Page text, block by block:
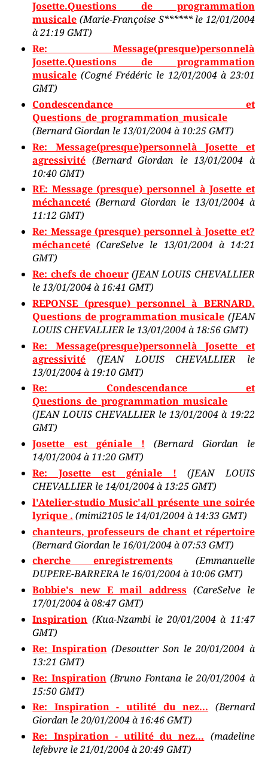
Josette.Questions de programmation
musicale (Marie-Françoise S****** le 12/01/2004
à 21:19 GMT)
Re: Message(presque)personnelà
Josette.Questions de programmation
musicale (Cogné Frédéric le 12/01/2004 à 23:01
GMT)
Condescendance et
Questions_de_programmation_musicale
(Bernard Giordan le 13/01/2004 à 10:25 GMT)
Re: Message(presque)personnelà Josette et
agressivité (Bernard Giordan le 13/01/2004 à
10:40 GMT)
RE: Message (presque) personnel à Josette et
méchanceté (Bernard Giordan le 13/01/2004 à
11:12 GMT)
Re: Message (presque) personnel à Josette et?
méchanceté (CareSelve le 13/01/2004 à 14:21
GMT)
Re: chefs de choeur (JEAN LOUIS CHEVALLIER
le 13/01/2004 à 16:41 GMT)
REPONSE (presque) personnel à BERNARD.
Questions de programmation musicale (JEAN
LOUIS CHEVALLIER le 13/01/2004 à 18:56 GMT)
Re: Message(presque)personnelà Josette et
agressivité
(JEAN LOUIS CHEVALLIER le
13/01/2004 à 19:10 GMT)
Re: Condescendance et
Questions_de_programmation_musicale
(JEAN LOUIS CHEVALLIER le 13/01/2004 à 19:22
GMT)
Josette est géniale !
(Bernard Giordan le
14/01/2004 à 11:20 GMT)
Re: Josette est géniale !
(JEAN LOUIS
CHEVALLIER le 14/01/2004 à 13:25 GMT)
l'Atelier-studio Music'all présente une soirée
lyrique . (mimi2105 le 14/01/2004 à 14:33 GMT)
chanteurs, professeurs de chant et répertoire
(Bernard Giordan le 16/01/2004 à 07:53 GMT)
cherche enregistrements
(Emmanuelle
DUPERE-BARRERA le 16/01/2004 à 10:06 GMT)
Bobbie's new E mail address (CareSelve le
17/01/2004 à 08:47 GMT)
Inspiration (Kua-Nzambi le 20/01/2004 à 11:47
GMT)
Re: Inspiration (Desoutter Son le 20/01/2004 à
13:21 GMT)
Re: Inspiration (Bruno Fontana le 20/01/2004 à
15:50 GMT)
Re: Inspiration - utilité du nez... (Bernard
Giordan le 20/01/2004 à 16:46 GMT)
Re: Inspiration - utilité du nez... (madeline
lefebvre le 21/01/2004 à 20:49 GMT)